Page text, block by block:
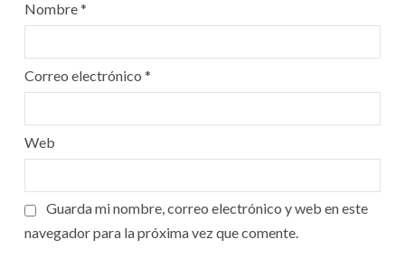
Nombre*
Correo electrónico *
Web
Guarda mi nombre, correo electrónico y web en este
navegador para la próxima vez que comente.